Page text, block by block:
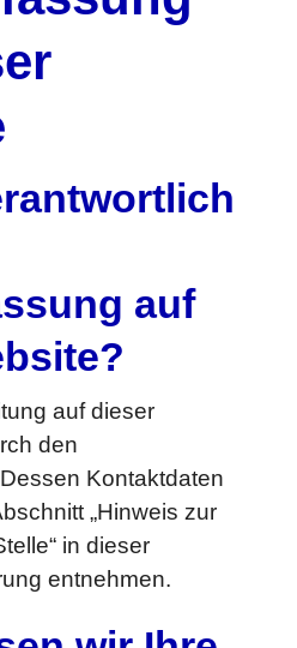
auf
auf dieser
den
Kontaktdaten
„Hinweis zur
in dieser
entnehmen.